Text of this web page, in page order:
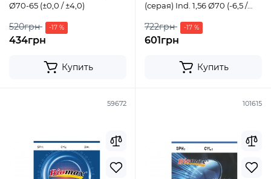
Ø70-65 (±0,0 / ±4,0)
520грн -17 %
434грн
Купить
(серая) Ind. 1,56 Ø70 (-6,5 /
722грн -17 %
601грн
Купить
59672 101615